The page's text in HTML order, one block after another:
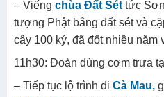
– Viếng chùa Đất Sét tức
tượng Phật bằng đất sét và
cây 100 ký, đã đốt nhiều năm
11h30: Đoàn dùng cơm trưa
– Tiếp tục lộ trình đi Cà Mau,